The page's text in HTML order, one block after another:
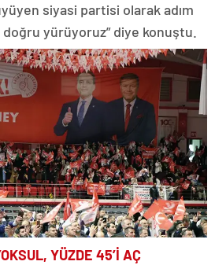
siyasi partisi olarak adım
doğru yürüyoruz” diye konuştu.
YÜZDE 45’İ AÇ